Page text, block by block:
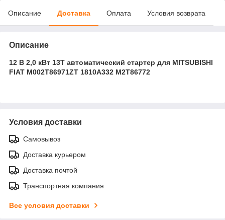
Описание Доставка Оплата Условия возврата
Описание
12 В 2,0 кВт 13T автоматический стартер для MITSUBISHI
FIAT M002T86971ZT 1810A332 M2T86772
Условия доставки
Самовывоз
Доставка курьером
Доставка почтой
Транспортная компания
Все условия доставки